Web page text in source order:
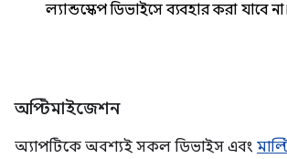
ল্যান্ডস্কেপ ডিভাইসে ব্যবহার করা যাবে
অপ্টিমাইজেশন
অ্যাপটিকে অবশ্যই সকল ডিভাইস এবং